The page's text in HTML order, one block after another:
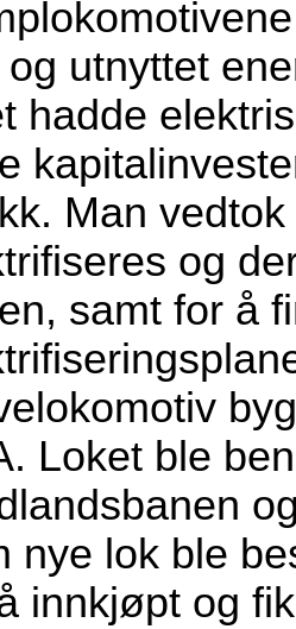
og utnyttet
hadde
Man
og
samt for å
Loket ble
nye lok ble
innkjøpt og